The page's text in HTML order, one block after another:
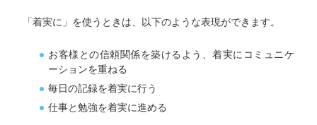
「着実に」を使うときは、以下のような表現ができます。
お客様との信頼関係を築けるよう、着実にコミュニケ
ーションを重ねる
毎日の記録を着実に行う
仕事と勉強を着実に進める